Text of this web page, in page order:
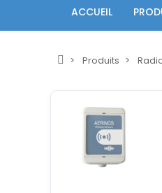
ACCUEIL
Produits